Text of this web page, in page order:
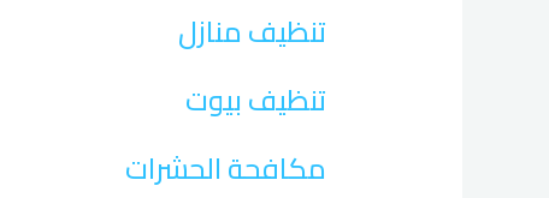
تنظيف منازل
تنظيف بيوت
مكافحة الحشرات